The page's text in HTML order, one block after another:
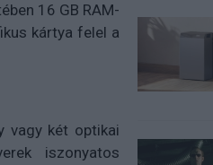
16 GB RAM-
kártya felel a
vagy két optikai
iszonyatos